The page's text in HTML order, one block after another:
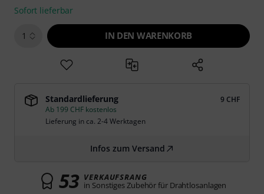
Sofort lieferbar
1 IN DEN WARENKORB
Standardlieferung
9 CHF
Ab 199 CHF kostenlos
Lieferung in ca. 2-4 Werktagen
Infos zum Versand
53 VERKAUFSRANG
in Sonstiges Zubehör für Drahtlosanlagen